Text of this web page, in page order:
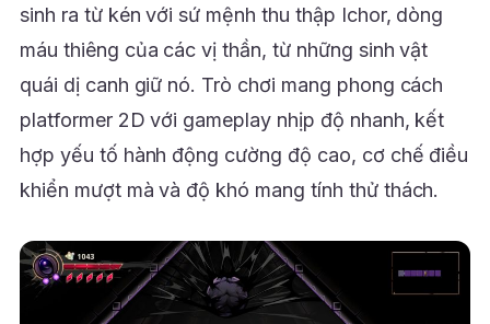
sinh ra từ kén với sứ mệnh thu thập Ichor, dòng
máu thiêng của các vị thần, từ những sinh vật
quái dị canh giữ nó. Trò chơi mang phong cách
platformer 2D với gameplay nhịp độ nhanh, kết
hợp yếu tố hành động cường độ cao, cơ chế điều
khiển mượt mà và độ khó mang tính thử thách.